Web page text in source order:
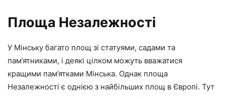
Площа Незалежності
У Мінську багато площ зі статуями, садами та
пам’ятниками, і деякі цілком можуть вважатися
кращими пам’ятками Мінська. Однак площа
Незалежності є однією з найбільших площ в Європі. Тут